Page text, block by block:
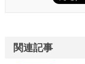
関連記事